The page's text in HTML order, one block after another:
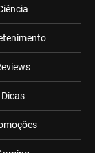
Dicas